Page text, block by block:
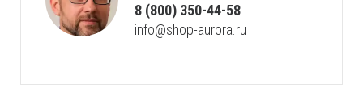
8 (800) 350-44-58
info@shop-aurora.ru